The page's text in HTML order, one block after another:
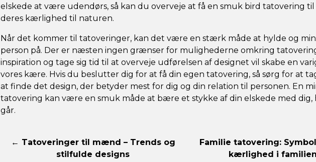
elskede at være udendørs, så kan du overveje at få en smuk bird tatovering
deres kærlighed til naturen.
Når det kommer til tatoveringer, kan det være en stærk måde at hylde og
person på. Der er næsten ingen grænser for mulighederne omkring
inspiration og tage sig tid til at overveje udførelsen af designet vil skabe en
vores kære. Hvis du beslutter dig for at få din egen tatovering, så sørg for at
at finde det design, der betyder mest for dig og din relation til personen. En
tatovering kan være en smuk måde at bære et stykke af din elskede med dig,
går.
← Tatoveringer til mænd – Trends og
stilfulde designs
Familie tatovering:
kærlighed i